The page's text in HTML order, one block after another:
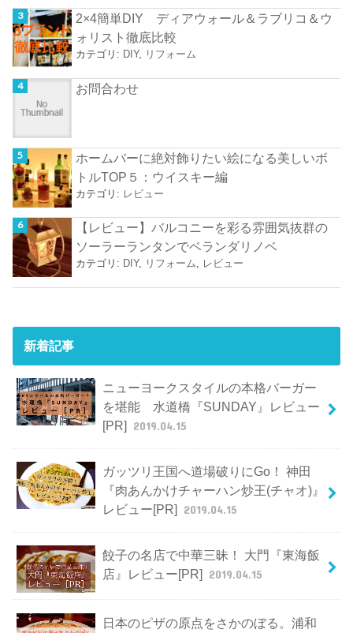
2×4簡単DIY ディアウォール＆ラブリコ＆ウ
ォリスト徹底比較
カテゴリ: DIY, リフォーム
お問合わせ
ホームバーに絶対飾りたい絵になる美しいボ
トルTOP５：ウイスキー編
カテゴリ: レビュー
【レビュー】バルコニーを彩る雰囲気抜群の
ソーラーランタンでベランダリノベ
カテゴリ: DIY, リフォーム, レビュー
新着記事
ニューヨークスタイルの本格バーガー
を堪能 水道橋『SUNDAY』レビュー
[PR]
2019.04.15
ガッツリ王国へ道場破りにGo！ 神田
『肉あんかけチャーハン炒王(チャオ)』
レビュー[PR] 2019.04.15
餃子の名店で中華三昧！ 大門『東海飯
店』レビュー[PR] 2019.04.15
日本のピザの原点をさかのぼる。浦和